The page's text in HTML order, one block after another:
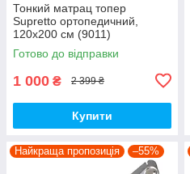
Тонкий матрац топер
Supretto ортопедичний,
120x200 см (9011)
Готово до відправки
1 000 ₴ 2 399 ₴
Купити
Найкраща пропозиція –55%